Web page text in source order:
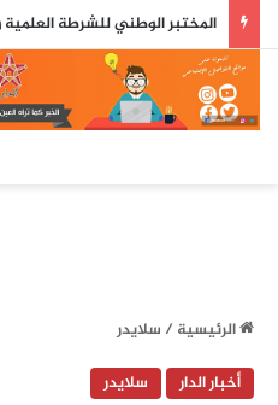
الرئيسية/ سلايدر
أخبار الدار
سلايدر